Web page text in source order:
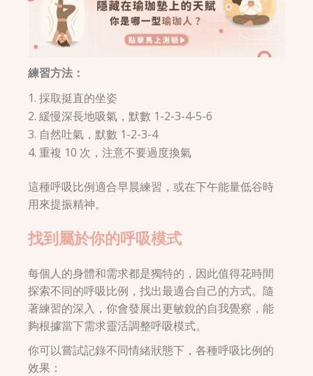
練習方法：
採取挺直的坐姿
緩慢深長地吸氣，默數 1-2-3-4-5-6
自然吐氣，默數 1-2-3-4
重複 10 次，注意不要過度換氣
這種呼吸比例適合早晨練習，或在下午能量低谷時
用來提振精神。
找到屬於你的呼吸模式
每個人的身體和需求都是獨特的，因此值得花時間
探索不同的呼吸比例，找出最適合自己的方式。隨
著練習的深入，你會發展出更敏銳的自我覺察，能
夠根據當下需求靈活調整呼吸模式。
你可以嘗試記錄不同情緒狀態下，各種呼吸比例的
效果：